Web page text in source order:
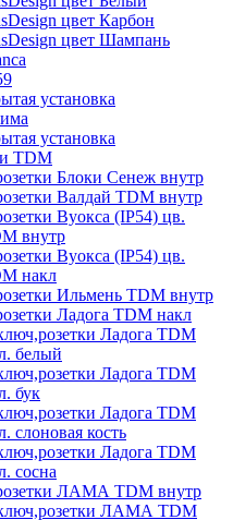
цвет Карбон
цвет Шампань
установка
установка
TDM
Блоки Сенеж внутр
Валдай TDM внутр
Вуокса (IP54) цв.
внутр
Вуокса (IP54) цв.
накл
Ильмень TDM внутр
Ладога TDM накл
Ладога TDM
белый
Ладога TDM
бук
Ладога TDM
слоновая кость
Ладога TDM
сосна
ЛАМА TDM внутр
ЛАМА TDM